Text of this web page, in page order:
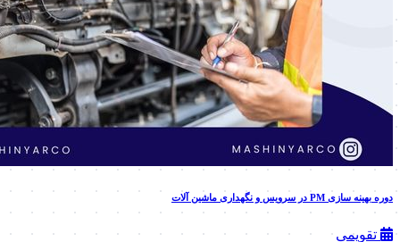
دوره بهینه سازی PM در سرویس و نگهداری ماشین آلات
تقویمی